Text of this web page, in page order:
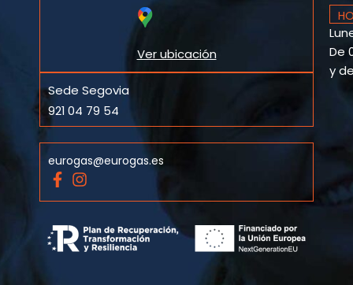
Ver ubicación
Sede Segovia
921 04 79 54
eurogas@eurogas.es
F
a
c
e
b
o
I
n
s
t
a
g
De
y